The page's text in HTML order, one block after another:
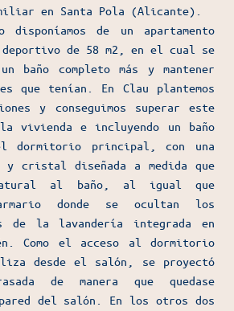
en Santa Pola (Alicante).
disponíamos de un apartamento
de 58 m2, en el cual se
baño completo más y mantener
que tenían. En Clau plantemos
y conseguimos superar este
vivienda e incluyendo un baño
dormitorio principal, con una
cristal diseñada a medida que
al baño, al igual que
donde se ocultan los
de la lavandería integrada en
Como el acceso al dormitorio
desde el salón, se proyectó
de manera que quedase
del salón. En los otros dos